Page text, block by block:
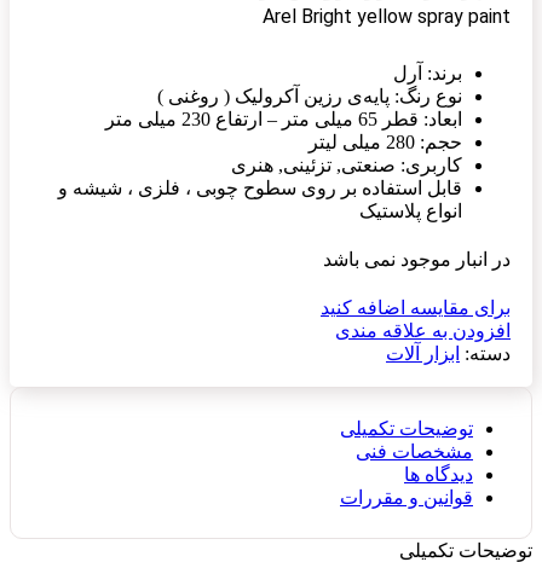
Arel Bright yellow spray paint
برند: آرل
نوع رنگ: پایه‌ی رزین آکرولیک ( روغنی )
ابعاد: قطر 65 میلی متر – ارتفاع 230 میلی متر
حجم: 280 میلی لیتر
کاربری: صنعتی, تزئینی, هنری
قابل استفاده بر روی سطوح چوبی ، فلزی ، شیشه و
انواع پلاستیک
در انبار موجود نمی باشد
برای مقایسه اضافه کنید
افزودن به علاقه مندی
دسته: ابزار آلات
توضیحات تکمیلی
مشخصات فنی
دیدگاه ها
قوانین و مقررات
توضیحات تکمیلی